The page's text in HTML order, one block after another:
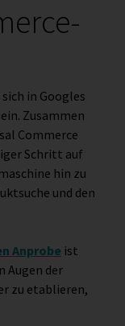
in Googles
Zusammen
Commerce
Schritt auf
hin zu
und den
Anprobe ist
Augen der
zu etablieren,